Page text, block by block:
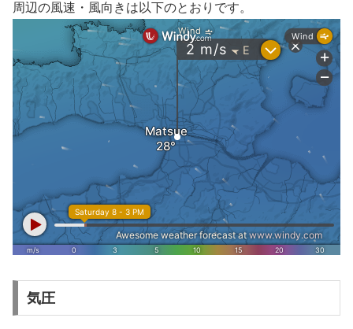
周辺の風速・風向きは以下のとおりです。
気圧